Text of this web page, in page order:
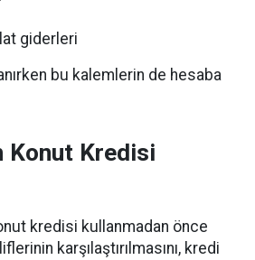
giderleri
bu kalemlerin de hesaba
Konut Kredisi
kredisi kullanmadan önce
karşılaştırılmasını, kredi